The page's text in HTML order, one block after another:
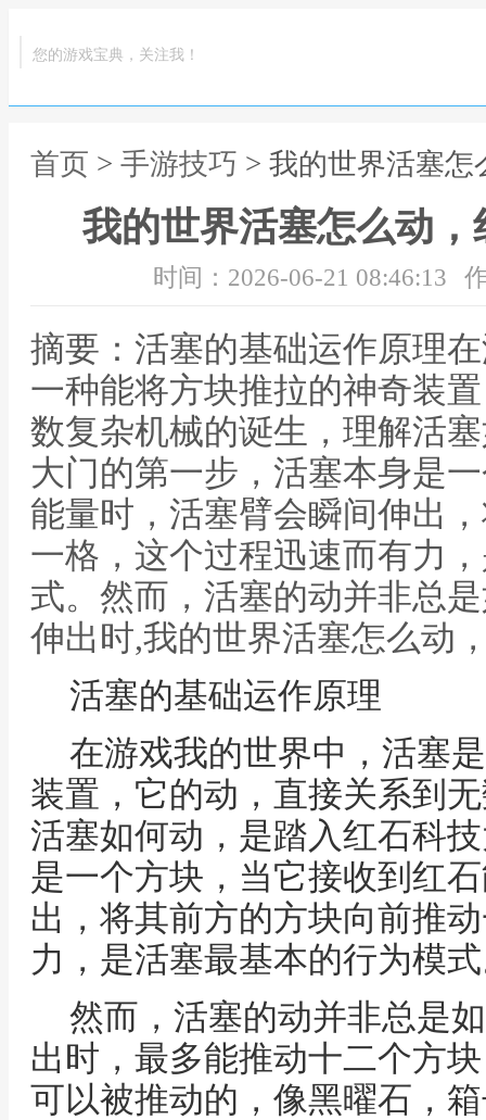
您的游戏宝典，关注我！
首页 > 手游技巧 > 我的世界活塞
我的世界活塞怎么动
时间：2026-06-21 08:46:13
摘要：活塞的基础运作原理
一种能将方块推拉的神奇装
数复杂机械的诞生，理解活
大门的第一步，活塞本身是
能量时，活塞臂会瞬间伸出
一格，这个过程迅速而有力
式。然而，活塞的动并非总
伸出时,我的世界活塞怎么动
活塞的基础运作原理
在游戏我的世界中，活塞
装置，它的动，直接关系到
活塞如何动，是踏入红石科
是一个方块，当它接收到红
出，将其前方的方块向前推
力，是活塞最基本的行为模
然而，活塞的动并非总是
出时，最多能推动十二个方
可以被推动的，像黑曜石，